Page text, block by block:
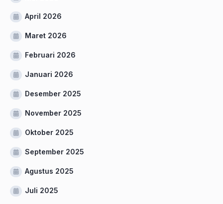
April 2026
Maret 2026
Februari 2026
Januari 2026
Desember 2025
November 2025
Oktober 2025
September 2025
Agustus 2025
Juli 2025